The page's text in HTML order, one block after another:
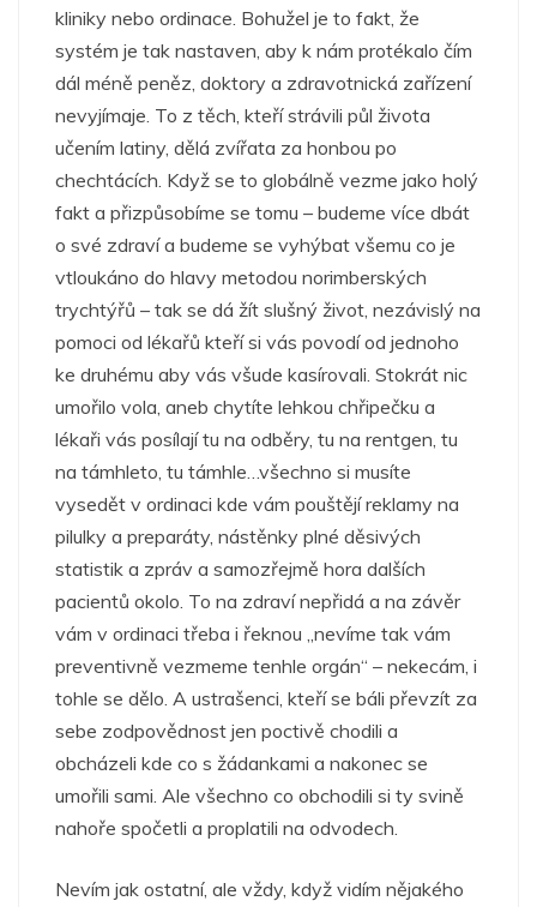
kliniky nebo ordinace. Bohužel je to fakt, že
systém je tak nastaven, aby k nám protékalo čím
dál méně peněz, doktory a zdravotnická zařízení
nevyjímaje. To z těch, kteří strávili půl života
učením latiny, dělá zvířata za honbou po
chechtácích. Když se to globálně vezme jako holý
fakt a přizpůsobíme se tomu – budeme více dbát
o své zdraví a budeme se vyhýbat všemu co je
vtloukáno do hlavy metodou norimberských
trychtýřů – tak se dá žít slušný život, nezávislý na
pomoci od lékařů kteří si vás povodí od jednoho
ke druhému aby vás všude kasírovali. Stokrát nic
umořilo vola, aneb chytíte lehkou chřipečku a
lékaři vás posílají tu na odběry, tu na rentgen, tu
na támhleto, tu támhle…všechno si musíte
vysedět v ordinaci kde vám pouštějí reklamy na
pilulky a preparáty, nástěnky plné děsivých
statistik a zpráv a samozřejmě hora dalších
pacientů okolo. To na zdraví nepřidá a na závěr
vám v ordinaci třeba i řeknou „nevíme tak vám
preventivně vezmeme tenhle orgán“ – nekecám, i
tohle se dělo. A ustrašenci, kteří se báli převzít za
sebe zodpovědnost jen poctivě chodili a
obcházeli kde co s žádankami a nakonec se
umořili sami. Ale všechno co obchodili si ty svině
nahoře spočetli a proplatili na odvodech.
Nevím jak ostatní, ale vždy, když vidím nějakého